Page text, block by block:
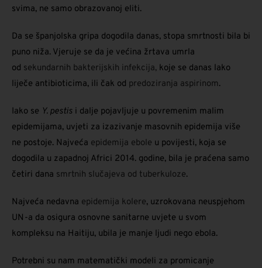
svima, ne samo obrazovanoj eliti.
Da se španjolska gripa dogodila danas, stopa smrtnosti bila bi
puno niža. Vjeruje se da je većina žrtava umrla
od sekundarnih bakterijskih infekcija, koje se danas lako
liječe antibioticima, ili čak od predoziranja aspirinom.
Iako se Y. pestis i dalje pojavljuje u povremenim malim
epidemijama, uvjeti za izazivanje masovnih epidemija više
ne postoje. Najveća epidemija ebole u povijesti, koja se
dogodila u zapadnoj Africi 2014. godine, bila je praćena samo
četiri dana smrtnih slučajeva od tuberkuloze.
Najveća nedavna epidemija kolere, uzrokovana neuspjehom
UN-a da osigura osnovne sanitarne uvjete u svom
kompleksu na Haitiju, ubila je manje ljudi nego ebola.
Potrebni su nam matematički modeli za promicanje